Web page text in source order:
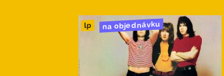
lp na objednávku